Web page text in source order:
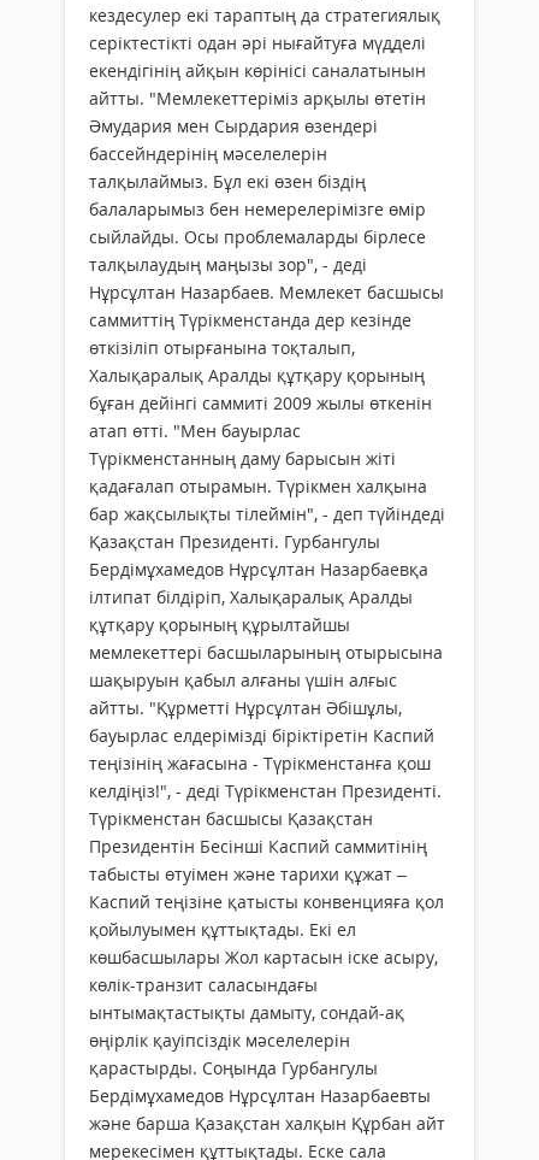
кездесулер екі тараптың да стратегиялық
серіктестікті одан әрі нығайтуға мүдделі
екендігінің айқын көрінісі саналатынын
айтты. "Мемлекеттеріміз арқылы өтетін
Әмудария мен Сырдария өзендері
бассейндерінің мәселелерін
талқылаймыз. Бұл екі өзен біздің
балаларымыз бен немерелерімізге өмір
сыйлайды. Осы проблемаларды бірлесе
талқылаудың маңызы зор", - деді
Нұрсұлтан Назарбаев. Мемлекет басшысы
саммиттің Түрікменстанда дер кезінде
өткізіліп отырғанына тоқталып,
Халықаралық Аралды құтқару қорының
бұған дейінгі саммиті 2009 жылы өткенін
атап өтті. "Мен бауырлас
Түрікменстанның даму барысын жіті
қадағалап отырамын. Түрікмен халқына
бар жақсылықты тілеймін", - деп түйіндеді
Қазақстан Президенті. Гурбангулы
Бердімұхамедов Нұрсұлтан Назарбаевқа
ілтипат білдіріп, Халықаралық Аралды
құтқару қорының құрылтайшы
мемлекеттері басшыларының отырысына
шақыруын қабыл алғаны үшін алғыс
айтты. "Құрметті Нұрсұлтан Әбішұлы,
бауырлас елдерімізді біріктіретін Каспий
теңізінің жағасына - Түрікменстанға қош
келдіңіз!", - деді Түрікменстан Президенті.
Түрікменстан басшысы Қазақстан
Президентін Бесінші Каспий саммитінің
табысты өтуімен және тарихи құжат –
Каспий теңізіне қатысты конвенцияға қол
қойылуымен құттықтады. Екі ел
көшбасшылары Жол картасын іске асыру,
көлік-транзит саласындағы
ынтымақтастықты дамыту, сондай-ақ
өңірлік қауіпсіздік мәселелерін
қарастырды. Соңында Гурбангулы
Бердімұхамедов Нұрсұлтан Назарбаевты
және барша Қазақстан халқын Құрбан айт
мерекесімен құттықтады. Еске сала